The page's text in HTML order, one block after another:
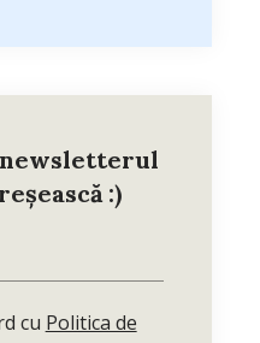
newsletterul
:)
cu Politica de